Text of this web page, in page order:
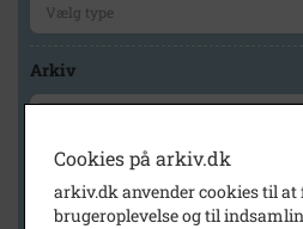
Arkiv
Geografi
Cookies på arkiv.dk
arkiv.dk anvender cookies til at
brugeroplevelse og til